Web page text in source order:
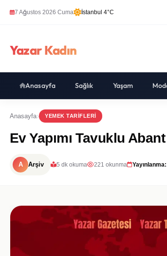
7 Ağustos 2026 Cuma İstanbul 4°C
Yazar Kadın
Anasayfa Sağlık Yaşam
Anasayfa YEMEK TARIFLERI
Ev Yapımı Tavuklu
A Arşiv 5 dk okuma 221 okunma Yayınlanma: